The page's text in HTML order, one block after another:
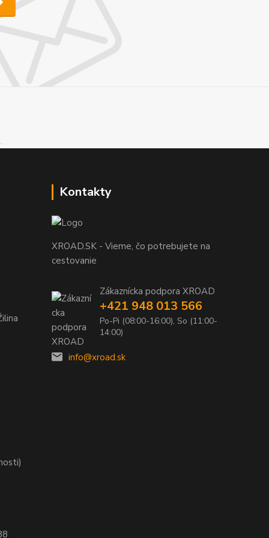
Kontakty
XROAD.SK - Vieme, čo potrebujete na
cestovanie
Zákaznícka podpora XROAD
+421 948 013 566
Po-Pi (08:00-16:00), So (11:00-
14:00)
info@xroad.sk